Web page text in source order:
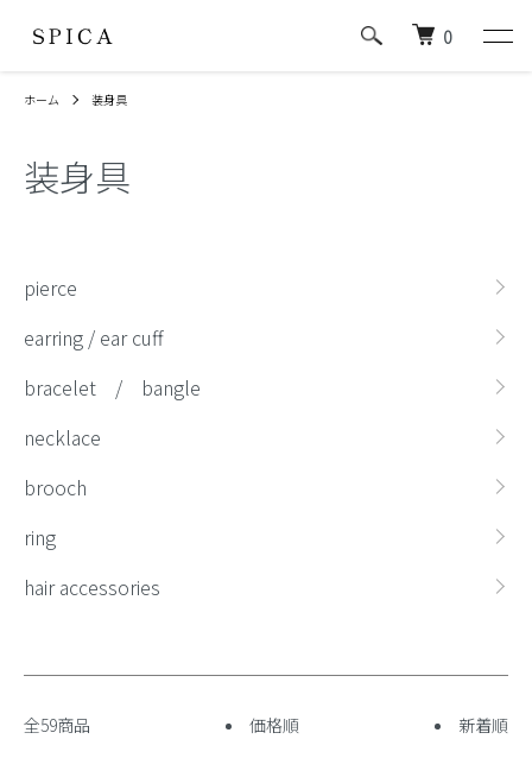
0
ホーム 装身具
装身具
pierce
earring / ear cuff
bracelet / bangle
necklace
brooch
ring
hair accessories
全59商品 価格順 新着順